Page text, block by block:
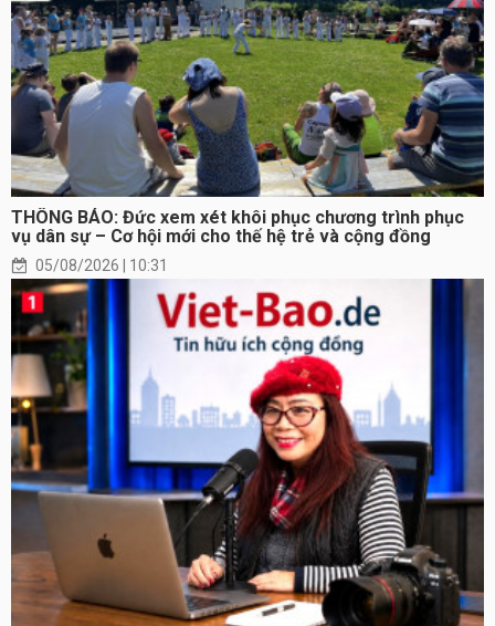
THÔNG BÁO: Đức xem xét khôi phục chương trình phục
vụ dân sự – Cơ hội mới cho thế hệ trẻ và cộng đồng
05/08/2026 | 10:31